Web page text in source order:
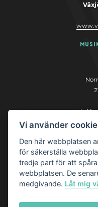
Vi använder
Den här webbplatsen
för säkerställa
tredje part för att
webbplatsen. De
medgivande. Låt mig